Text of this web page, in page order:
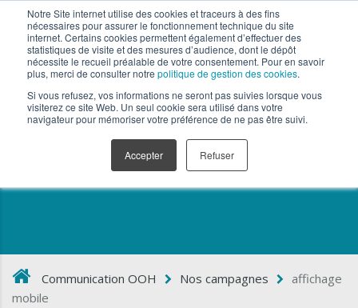
Notre Site internet utilise des cookies et traceurs à des fins
nécessaires pour assurer le fonctionnement technique du site
internet. Certains cookies permettent également d’effectuer des
statistiques de visite et des mesures d’audience, dont le dépôt
nécessite le recueil préalable de votre consentement. Pour en savoir
plus, merci de consulter notre politique de gestion des cookies.
Si vous refusez, vos informations ne seront pas suivies lorsque vous
visiterez ce site Web. Un seul cookie sera utilisé dans votre
navigateur pour mémoriser votre préférence de ne pas être suivi.
Accepter Refuser
affichage mobile
Communication OOH Nos campagnes
affichage
mobile